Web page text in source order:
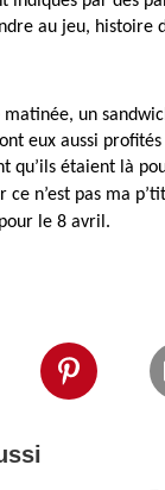
au jeu, histoire
un
eux aussi
qu’ils étaient là
ce n’est pas ma
le 8 avril.